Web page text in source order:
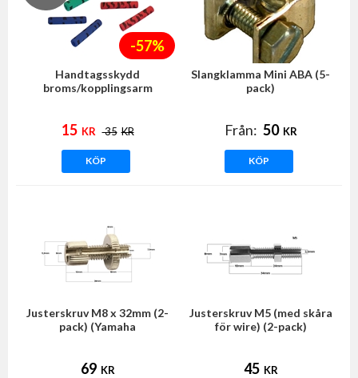
-57%
Handtagsskydd
broms/kopplingsarm
15 KR 35 KR
KÖP
Slangklamma Mini ABA (5-
pack)
Från: 50 KR
KÖP
Justerskruv M8 x 32mm (2-
pack) (Yamaha
69 KR
Justerskruv M5 (med skåra
för wire) (2-pack)
45 KR